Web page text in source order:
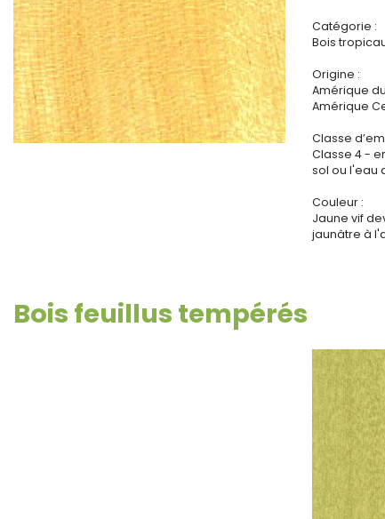
Catégorie :
Bois
Origine :
Amérique
Amérique
Classe
Classe 4 -
sol ou l'eau
Couleur :
Jaune vif
jaunâtre à
Bois feuillus tempérés